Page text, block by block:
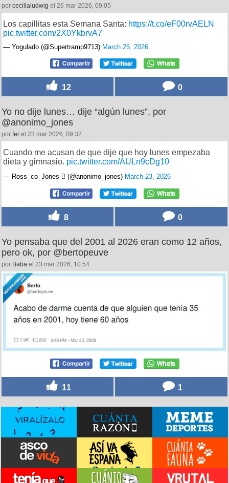
por cecilialudwig el 26 mar 2026, 09:05
Los capillitas esta Semana Santa: https://t.co/eF00rvAELN
pic.twitter.com/2X0YkbrvA7
— Yogulado (@Supertramp9713) March 25, 2026
12 0
Yo no dije lunes… dije “algún lunes”, por
@anonimo_jones
por fer el 23 mar 2026, 09:32
Cuando me acusan de que dije que hoy lunes empezaba
dieta y gimnasio. pic.twitter.com/AULn9cDg10
— Ross_co_Jones  (@anonimo_jones) March 23, 2026
8 0
Yo pensaba que del 2001 al 2026 eran como 12 años,
pero ok, por @bertopeuve
por Baba el 23 mar 2026, 10:54
11 1